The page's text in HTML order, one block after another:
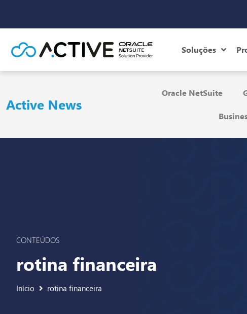
Soluções
Active News
Oracle NetSuite
CONTEÚDOS
rotina financeira
Início rotina financeira